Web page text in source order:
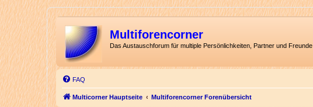
Multiforencorner
Das Austauschforum für multiple Persönlichkeiten, Partner und Freunde
FAQ
Multicorner Hauptseite Multiforencorner Forenübersicht